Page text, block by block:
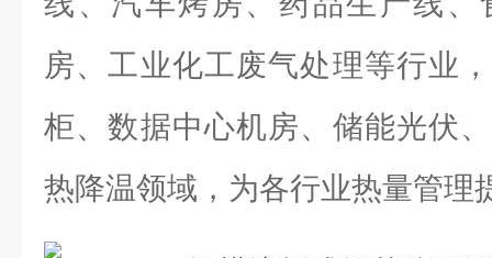
房、工业化工废气处理等行业
柜、数据中心机房、储能光伏
热降温领域，为各行业热量管理